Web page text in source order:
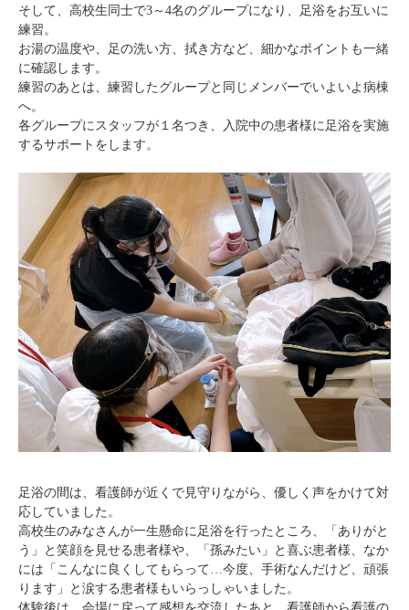
そして、高校生同士で3～4名のグループになり、足浴をお互いに
練習。
お湯の温度や、足の洗い方、拭き方など、細かなポイントも一緒
に確認します。
練習のあとは、練習したグループと同じメンバーでいよいよ病棟
へ。
各グループにスタッフが１名つき、入院中の患者様に足浴を実施
するサポートをします。
足浴の間は、看護師が近くで見守りながら、優しく声をかけて対
応していました。
高校生のみなさんが一生懸命に足浴を行ったところ、「ありがと
う」と笑顔を見せる患者様や、「孫みたい」と喜ぶ患者様、なか
には「こんなに良くしてもらって…今度、手術なんだけど、頑張
ります」と涙する患者様もいらっしゃいました。